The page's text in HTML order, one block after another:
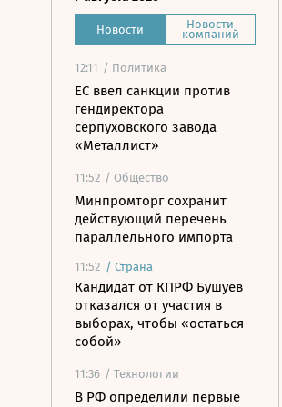
Новости Новости
компаний
12:11 / Политика
ЕС ввел санкции против
гендиректора
серпуховского завода
«Металлист»
11:52 / Общество
Минпромторг сохранит
действующий перечень
параллельного импорта
11:52 / Страна
Кандидат от КПРФ Бушуев
отказался от участия в
выборах, чтобы «остаться
собой»
11:36 / Технологии
В РФ определили первые